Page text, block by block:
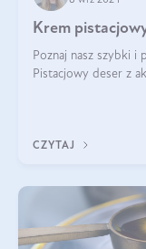
Krem
Poznaj nasz szybki
Pistacjowy deser z
CZYTAJ